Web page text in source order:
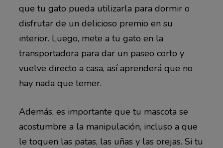
que tu gato pueda utilizarla para dormir o
disfrutar de un delicioso premio en su
interior. Luego, mete a tu gato en la
transportadora para dar un paseo corto y
vuelve directo a casa, así aprenderá que no
hay nada que temer.
Además, es importante que tu mascota se
acostumbre a la manipulación, incluso a que
le toquen las patas, las uñas y las orejas. Si tu